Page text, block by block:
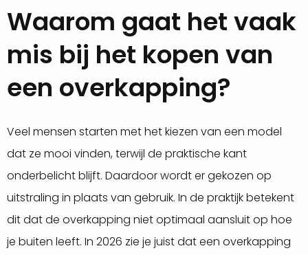
Waarom gaat het vaak
mis bij het kopen van
een overkapping?
Veel mensen starten met het kiezen van een model
dat ze mooi vinden, terwijl de praktische kant
onderbelicht blijft. Daardoor wordt er gekozen op
uitstraling in plaats van gebruik. In de praktijk betekent
dit dat de overkapping niet optimaal aansluit op hoe
je buiten leeft. In 2026 zie je juist dat een overkapping